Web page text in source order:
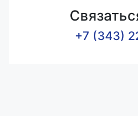
+7 (343)